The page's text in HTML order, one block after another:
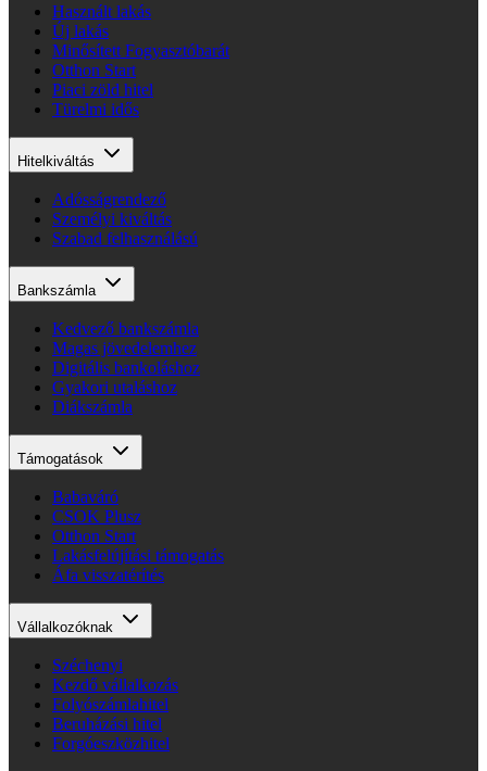
Használt lakás
Új lakás
Minősített Fogyasztóbarát
Otthon Start
Piaci zöld hitel
Türelmi idős
Hitelkiváltás
Adósságrendező
Személyi kiváltás
Szabad felhasználású
Bankszámla
Kedvező bankszámla
Magas jövedelemhez
Digitális bankoláshoz
Gyakori utaláshoz
Diákszámla
Támogatások
Babaváró
CSOK Plusz
Otthon Start
Lakásfelújítási támogatás
Áfa visszatérítés
Vállalkozóknak
Széchenyi
Kezdő vállalkozás
Folyószámlahitel
Beruházási hitel
Forgóeszközhitel